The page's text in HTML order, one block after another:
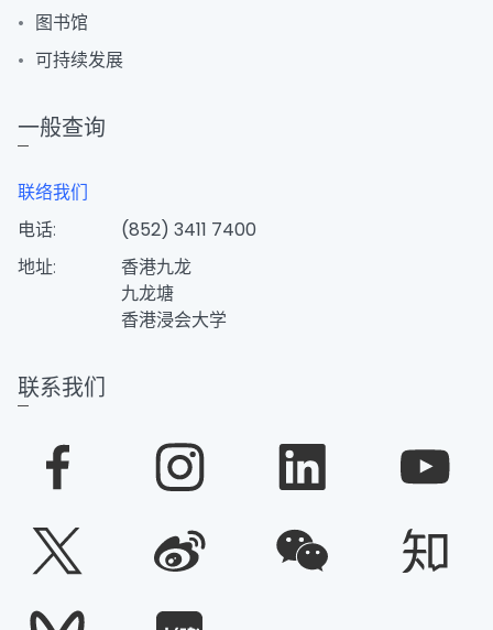
图书馆
可持续发展
一般查询
联络我们
电话:
(852) 3411 7400
地址:
香港九龙
九龙塘
香港浸会大学
联系我们